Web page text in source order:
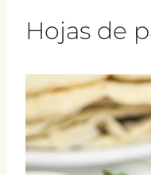
Hojas de